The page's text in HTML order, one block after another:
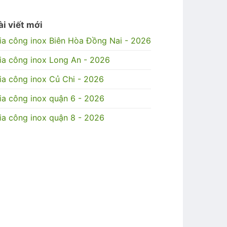
viết mới
công inox Biên Hòa Đồng Nai - 2026
công inox Long An - 2026
công inox Củ Chi - 2026
công inox quận 6 - 2026
công inox quận 8 - 2026